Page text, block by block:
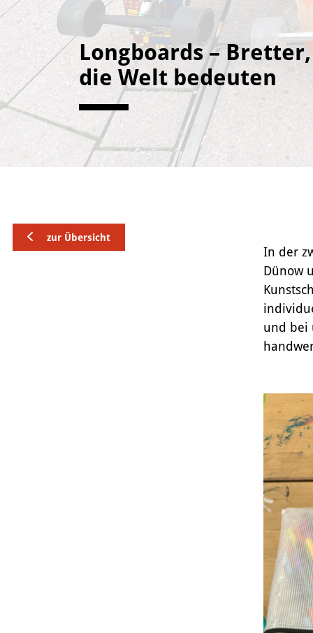
Longboards –
die Welt bedeuten
zur Übersicht
In der
Dünow
und bei